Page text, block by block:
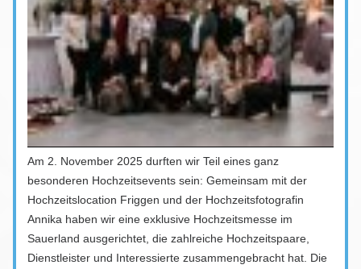
Am 2. November 2025 durften wir Teil eines ganz
besonderen Hochzeitsevents sein: Gemeinsam mit der
Hochzeitslocation Friggen und der Hochzeitsfotografin
Annika haben wir eine exklusive Hochzeitsmesse im
Sauerland ausgerichtet, die zahlreiche Hochzeitspaare,
Dienstleister und Interessierte zusammengebracht hat. Die